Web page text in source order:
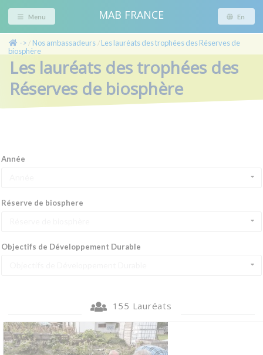
Menu MAB FRANCE En
-> / Nos ambassadeurs / Les lauréats des trophées des Réserves de
biosphère
Les lauréats des trophées des
Réserves de biosphère
Année
Réserve de biosphere
Objectifs de Développement Durable
155 Lauréats